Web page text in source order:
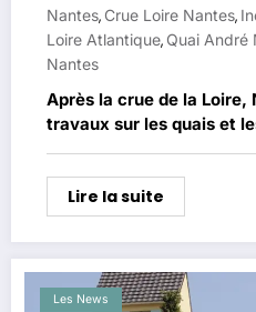
Nantes, Crue Loire Nantes,
Loire Atlantique, Quai André
Nantes
Après la crue de la Loire,
travaux sur les quais et
Lire la suite
Les News